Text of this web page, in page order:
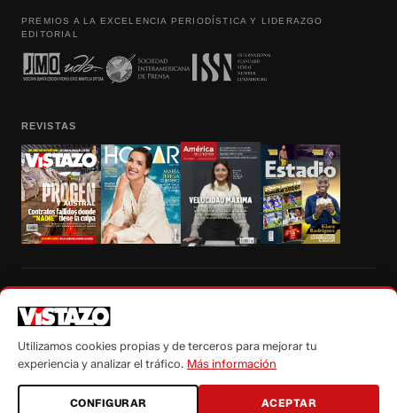
PREMIOS A LA EXCELENCIA PERIODÍSTICA Y LIDERAZGO
EDITORIAL
REVISTAS
autorización escrita de su titular, de todos los contenidos de Vistazo.com.
Utilizamos cookies propias y de terceros para mejorar tu
experiencia y analizar el tráfico. Más información
CONFIGURAR ACEPTAR